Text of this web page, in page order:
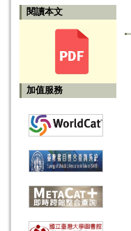
閱讀本文
加值服務